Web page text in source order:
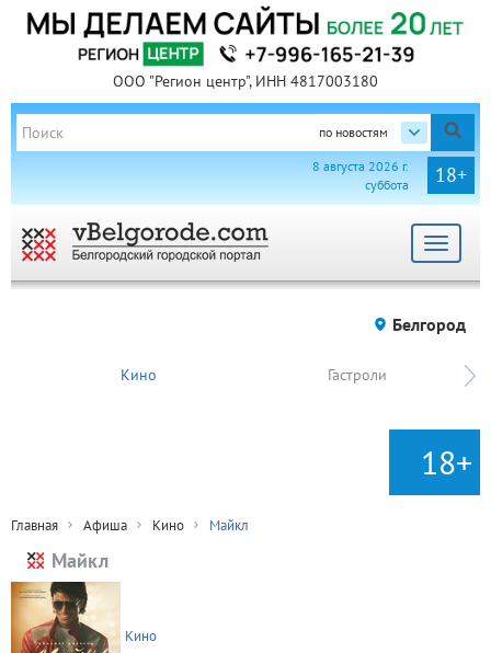
ООО "Регион центр", ИНН 4817003180
по новостям
18+
8 августа 2026 г.
суббота
Toggle
Белгород
Кино Гастроли
18+
Главная Афиша Кино Майкл
Майкл
Кино